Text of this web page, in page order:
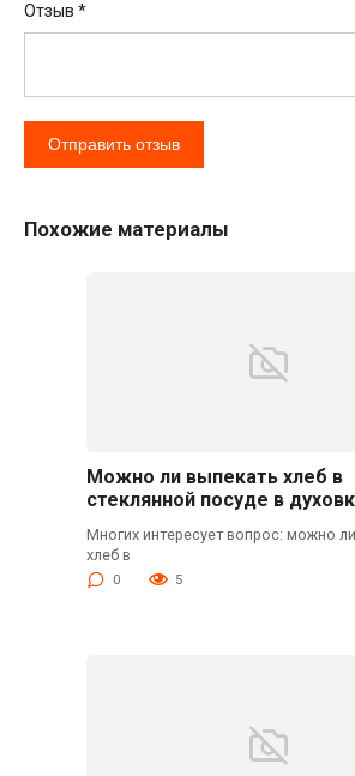
Отзыв *
Похожие материалы
Можно ли выпекать хлеб в
стеклянной посуде в
Многих интересует вопрос: можно
хлеб в
0 5